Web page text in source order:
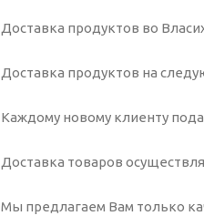
Доставка продуктов во
Доставка продуктов на
Каждому новому клиенту
Доставка товаров
Мы предлагаем Вам только